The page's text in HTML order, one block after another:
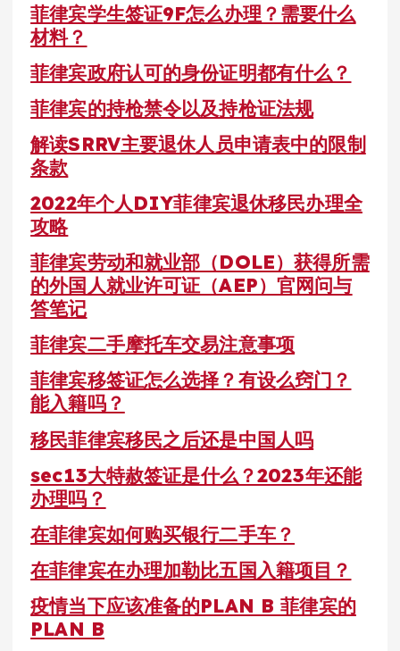
菲律宾学生签证9F怎么办理？需要什么
材料？
菲律宾政府认可的身份证明都有什么？
菲律宾的持枪禁令以及持枪证法规
解读SRRV主要退休人员申请表中的限制
条款
2022年个人DIY菲律宾退休移民办理全
攻略
菲律宾劳动和就业部（DOLE）获得所需
的外国人就业许可证（AEP）官网问与
答笔记
菲律宾二手摩托车交易注意事项
菲律宾移签证怎么选择？有设么窍门？
能入籍吗？
移民菲律宾移民之后还是中国人吗
sec13大特赦签证是什么？2023年还能
办理吗？
在菲律宾如何购买银行二手车？
在菲律宾在办理加勒比五国入籍项目？
疫情当下应该准备的PLAN B 菲律宾的
PLAN B